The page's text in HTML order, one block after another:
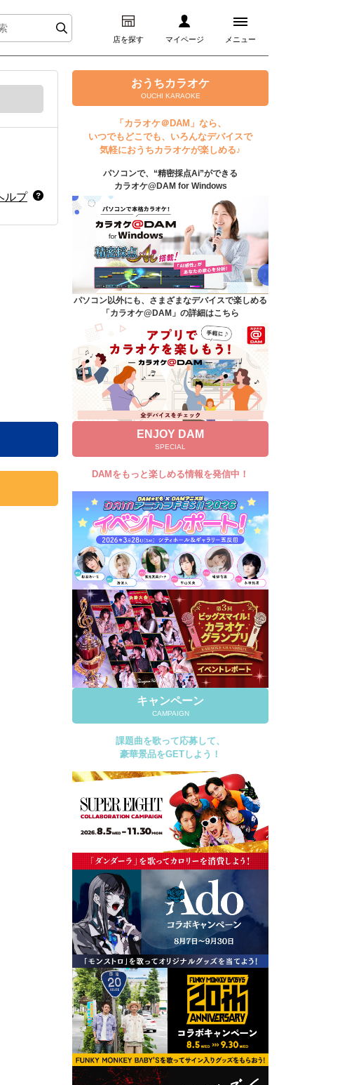
店を探す マイページ メニュー
ログイン
マイページ
プレミアムサービス
DAM★とも動画
DAM★とも録音
カラオケ＠DAM
ユーザー検索
キャンペーン
よくあるご質問
DAMの新曲・ランキングなど
カラオケ最新情報をチェック！
自宅でカラオケ歌い放題！
家族や友達と一緒に！練習にも！
ルプ
おうちカラオケ
OUCHI KARAOKE
「カラオケ＠DAM」なら、
いつでもどこでも、いろんなデバイスで
気軽におうちカラオケが楽しめる♪
パソコンで、“精密採点Ai”ができる
カラオケ@DAM for Windows
パソコン以外にも、さまざまなデバイスで楽しめる
「カラオケ@DAM」の詳細はこちら
ENJOY DAM
SPECIAL
DAMをもっと楽しめる情報を発信中！
キャンペーン
CAMPAIGN
課題曲を歌って応募して、
豪華景品をGETしよう！